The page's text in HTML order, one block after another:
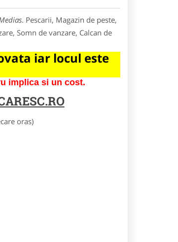
. Pescarii, Magazin de peste,
Somn de vanzare, Calcan de
iar locul este
implica si un cost.
oras)